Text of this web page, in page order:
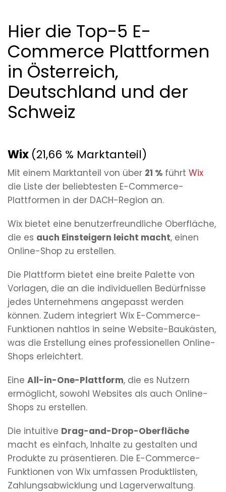
Hier die Top-5 E-
Commerce Plattformen
in Österreich,
Deutschland und der
Schweiz
Wix (21,66 % Marktanteil)
Mit einem Marktanteil von über 21 % führt Wix
die Liste der beliebtesten E-Commerce-
Plattformen in der DACH-Region an.
Wix bietet eine benutzerfreundliche Oberfläche,
die es auch Einsteigern leicht macht, einen
Online-Shop zu erstellen.
Die Plattform bietet eine breite Palette von
Vorlagen, die an die individuellen Bedürfnisse
jedes Unternehmens angepasst werden
können. Zudem integriert Wix E-Commerce-
Funktionen nahtlos in seine Website-Baukästen,
was die Erstellung eines professionellen Online-
Shops erleichtert.
Eine All-in-One-Plattform, die es Nutzern
ermöglicht, sowohl Websites als auch Online-
Shops zu erstellen.
Die intuitive Drag-and-Drop-Oberfläche
macht es einfach, Inhalte zu gestalten und
Produkte zu präsentieren. Die E-Commerce-
Funktionen von Wix umfassen Produktlisten,
Zahlungsabwicklung und Lagerverwaltung.